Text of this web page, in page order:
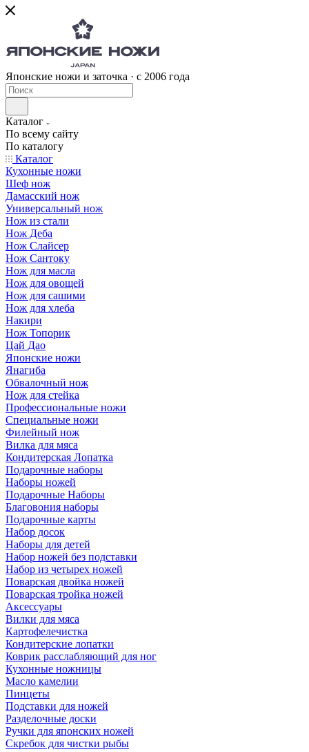
Японские ножи и заточка · с 2006 года
Каталог
По всему сайту
По каталогу
Каталог
Кухонные ножи
Шеф нож
Дамасский нож
Универсальный нож
Нож из стали
Нож Деба
Нож Слайсер
Нож Сантоку
Нож для масла
Нож для овощей
Нож для сашими
Нож для хлеба
Накири
Нож Топорик
Цай Дао
Японские ножи
Янагиба
Обвалочный нож
Нож для стейка
Профессиональные ножи
Специальные ножи
Филейный нож
Вилка для мяса
Кондитерская Лопатка
Подарочные наборы
Наборы ножей
Подарочные Наборы
Благовония наборы
Подарочные карты
Набор досок
Наборы для детей
Набор ножей без подставки
Набор из четырех ножей
Поварская двойка ножей
Поварская тройка ножей
Аксессуары
Вилки для мяса
Картофелечистка
Кондитерские лопатки
Коврик расслабляющий для ног
Кухонные ножницы
Масло камелии
Пинцеты
Подставки для ножей
Разделочные доски
Ручки для японских ножей
Скребок для чистки рыбы